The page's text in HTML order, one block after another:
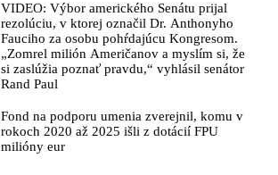
VIDEO: Výbor amerického Senátu prijal
rezolúciu, v ktorej označil Dr. Anthonyho
Fauciho za osobu pohŕdajúcu Kongresom.
„Zomrel milión Američanov a myslím si, že
si zaslúžia poznať pravdu,“ vyhlásil senátor
Rand Paul
Fond na podporu umenia zverejnil, komu v
rokoch 2020 až 2025 išli z dotácií FPU
milióny eur